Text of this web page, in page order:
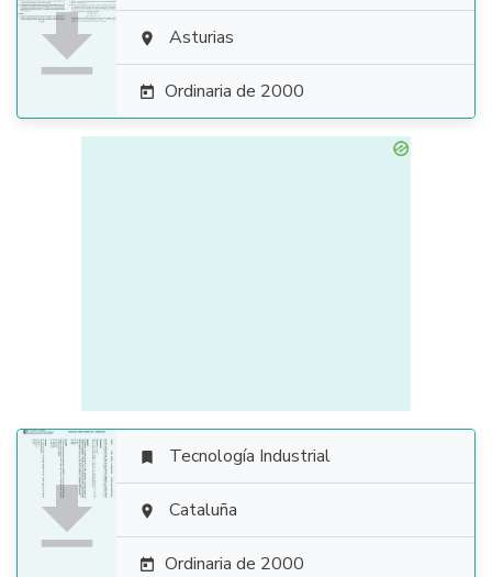
  Asturias
 Ordinaria de 2000

 Tecnología Industrial
 Cataluña
 Ordinaria de 2000